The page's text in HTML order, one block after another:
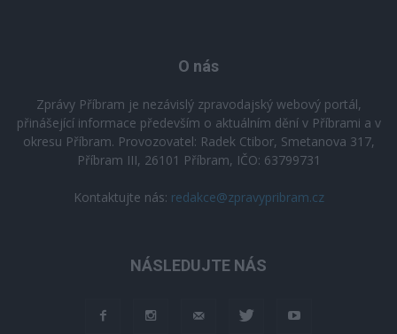
O nás
Zprávy Příbram je nezávislý zpravodajský webový portál,
přinášející informace především o aktuálním dění v Příbrami a v
okresu Příbram. Provozovatel: Radek Ctibor, Smetanova 317,
Příbram III, 26101 Příbram, IČO: 63799731
Kontaktujte nás: redakce@zpravypribram.cz
NÁSLEDUJTE NÁS